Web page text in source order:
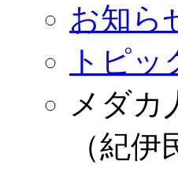
お知ら
トピッ
メダ
（紀伊